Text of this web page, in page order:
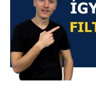
FILTER
függvényt
Power
BI-
ban